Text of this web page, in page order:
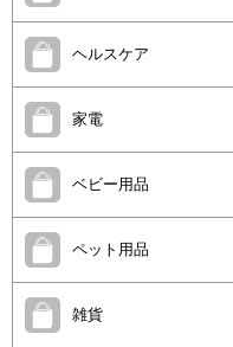
ヘルスケア
家電
ベビー用品
ペット用品
雑貨